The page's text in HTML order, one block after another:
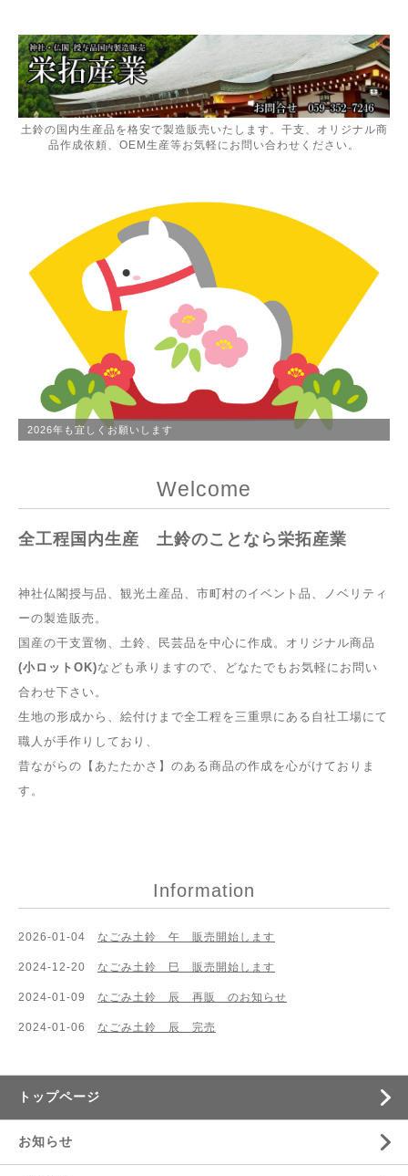
土鈴の国内生産品を格安で製造販売いたします。干支、オリジナル商
品作成依頼、OEM生産等お気軽にお問い合わせください。
2026年も宜しくお願いします
Welcome
全工程国内生産 土鈴のことなら栄拓産業
神社仏閣授与品、観光土産品、市町村のイベント品、ノベリティ
ーの製造販売。
国産の干支置物、土鈴、民芸品を中心に作成。オリジナル商品
(小ロットOK)なども承りますので、どなたでもお気軽にお問い
合わせ下さい。
生地の形成から、絵付けまで全工程を三重県にある自社工場にて
職人が手作りしており、
昔ながらの【あたたかさ】のある商品の作成を心がけておりま
す。
Information
2026-01-04 なごみ土鈴 午 販売開始します
2024-12-20 なごみ土鈴 巳 販売開始します
2024-01-09 なごみ土鈴 辰 再販 のお知らせ
2024-01-06 なごみ土鈴 辰 完売
トップページ
お知らせ